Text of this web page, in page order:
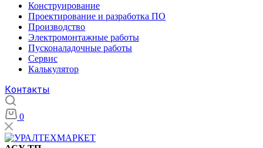
Конструирование
Проектирование и разработка ПО
Производство
Электромонтажные работы
Пусконаладочные работы
Сервис
Калькулятор
Контакты
0